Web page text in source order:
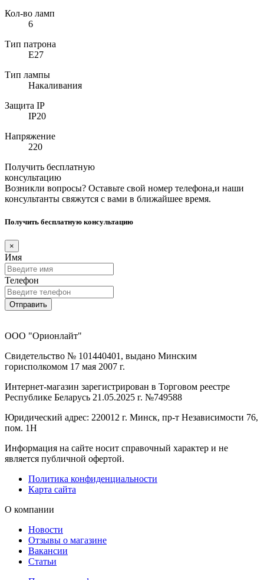
Кол-во ламп
6
Тип патрона
E27
Тип лампы
Накаливания
Защита IP
IP20
Напряжение
220
Получить бесплатную
консультацию
Возникли вопросы? Оставьте свой номер телефона,и наши
консультанты свяжутся с вами в ближайшее время.
Получить бесплатную консультацию
×
Имя
Телефон
Отправить
ООО "Орионлайт"
Свидетельство № 101440401, выдано Минским
горисполкомом 17 мая 2007 г.
Интернет-магазин зарегистрирован в Торговом реестре
Республике Беларусь 21.05.2025 г. №749588
Юридический адрес: 220012 г. Минск, пр-т Независимости 76,
пом. 1Н
Информация на сайте носит справочный характер и не
является публичной офертой.
Политика конфиденциальности
Карта сайта
О компании
Новости
Отзывы о магазине
Вакансии
Статьи